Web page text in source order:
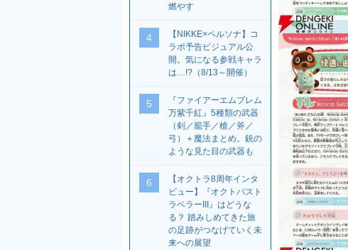
燃やす
4
【NIKKE×ペルソナ】コ
ラボ予告ビジュアル公
開。気になる参戦キャラ
は…!?（8/13～開催）
5
『ファイアーエムブレム
万紫千紅』5種類の武器
（剣／籠手／槍／斧／
弓）＋魔法まとめ。銃の
ような見た目の武器も
6
【オクトラ8周年インタ
ビュー】『オクトパスト
ラベラーIII』はどうな
る？ 踏みしめてきた旅
の足跡がつなげていく未
来への展望